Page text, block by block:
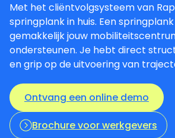
Met het cliëntvolgsysteem van
springplank in huis. Een
gemakkelijk jouw
ondersteunen. Je hebt direct
en grip op de uitvoering van
Ontvang een online demo
Brochure voor werkgevers